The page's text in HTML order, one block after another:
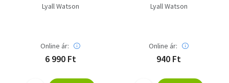
Lyall Watson
Online ár:
6 990 Ft
Saját kép
Lyall Watson
Online ár:
940 Ft